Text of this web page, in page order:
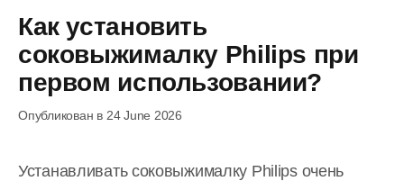
Как установить
соковыжималку Philips при
первом использовании?
Опубликован в 24 June 2026
Устанавливать соковыжималку Philips очень